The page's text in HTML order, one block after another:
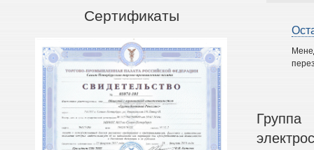
Сертификаты
Группа